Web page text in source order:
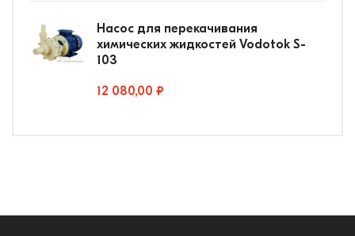
Насос для перекачивания
химических жидкостей Vodotok S-
103
12 080,00 ₽